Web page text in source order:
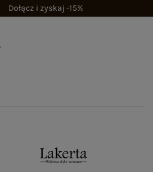
Dołącz i zyskaj -15%